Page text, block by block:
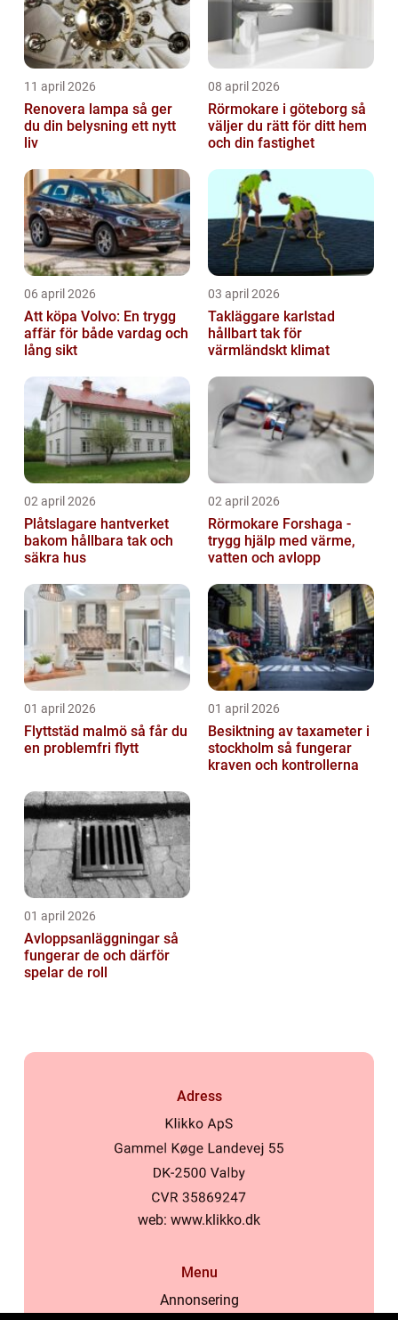
11 april 2026
Renovera lampa så ger
du din belysning ett nytt
liv
08 april 2026
Rörmokare i göteborg så
väljer du rätt för ditt hem
och din fastighet
06 april 2026
Att köpa Volvo: En trygg
affär för både vardag och
lång sikt
03 april 2026
Takläggare karlstad
hållbart tak för
värmländskt klimat
02 april 2026
Plåtslagare hantverket
bakom hållbara tak och
säkra hus
02 april 2026
Rörmokare Forshaga -
trygg hjälp med värme,
vatten och avlopp
01 april 2026
Flyttstäd malmö så får du
en problemfri flytt
01 april 2026
Besiktning av taxameter i
stockholm så fungerar
kraven och kontrollerna
01 april 2026
Avloppsanläggningar så
fungerar de och därför
spelar de roll
Adress
web: www.klikko.dk
Menu
Annonsering